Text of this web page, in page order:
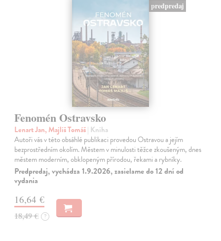
predpredaj
Fenomén Ostravsko
Lenart Jan, Majliš Tomáš| Kniha
Autoři vás v této obsáhlé publikaci provedou Ostravou a jejím
bezprostředním okolím. Městem v minulosti těžce zkoušeným, dnes
městem moderním, obklopeným přírodou, řekami a rybníky.
Predpredaj, vychádza 1.9.2026, zasielame do 12 dní od
vydania
16,64 €
18,49 € ?